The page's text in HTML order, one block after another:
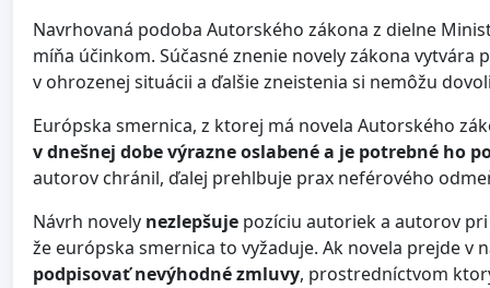
Navrhovaná podoba Autorského zákona z dielne
míňa účinkom. Súčasné znenie novely zákona
v ohrozenej situácii a ďalšie zneistenia si nemôžu
Európska smernica, z ktorej má novela Autorského
v dnešnej dobe výrazne oslabené a je potrebné ho
autorov chránil, ďalej prehlbuje prax neférového
Návrh novely nezlepšuje pozíciu autoriek a autorov
že európska smernica to vyžaduje. Ak novela prejde v
podpisovať nevýhodné zmluvy, prostredníctvom